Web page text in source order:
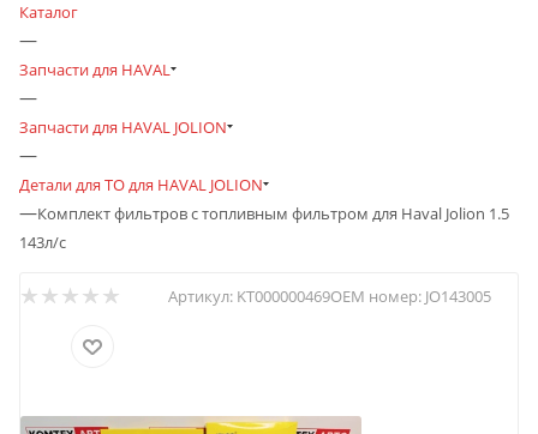
Каталог
—
Запчасти для HAVAL
—
Запчасти для HAVAL JOLION
—
Детали для ТО для HAVAL JOLION
—Комплект фильтров с топливным фильтром для Haval Jolion 1.5
143л/с
Артикул: KT000000469OEM номер: JO143005